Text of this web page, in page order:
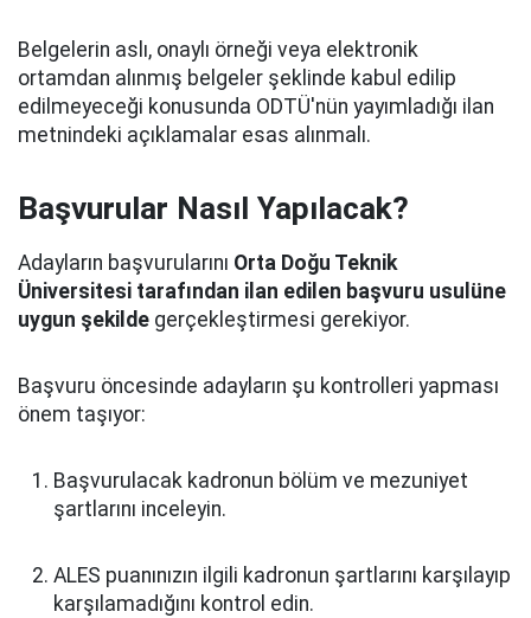
Belgelerin aslı, onaylı örneği veya elektronik
ortamdan alınmış belgeler şeklinde kabul edilip
edilmeyeceği konusunda ODTÜ'nün yayımladığı ilan
metnindeki açıklamalar esas alınmalı.
Başvurular Nasıl Yapılacak?
Adayların başvurularını Orta Doğu Teknik
Üniversitesi tarafından ilan edilen başvuru usulüne
uygun şekilde gerçekleştirmesi gerekiyor.
Başvuru öncesinde adayların şu kontrolleri yapması
önem taşıyor:
Başvurulacak kadronun bölüm ve mezuniyet
şartlarını inceleyin.
ALES puanınızın ilgili kadronun şartlarını karşılayıp
karşılamadığını kontrol edin.